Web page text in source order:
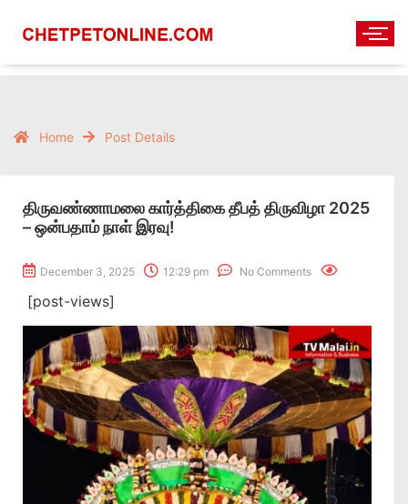
Home Post Details
திருவண்ணாமலை கார்த்திகை தீபத் திருவிழா 2025
– ஒன்பதாம் நாள் இரவு!
December 3, 2025 12:29 pm No Comments
[post-views]